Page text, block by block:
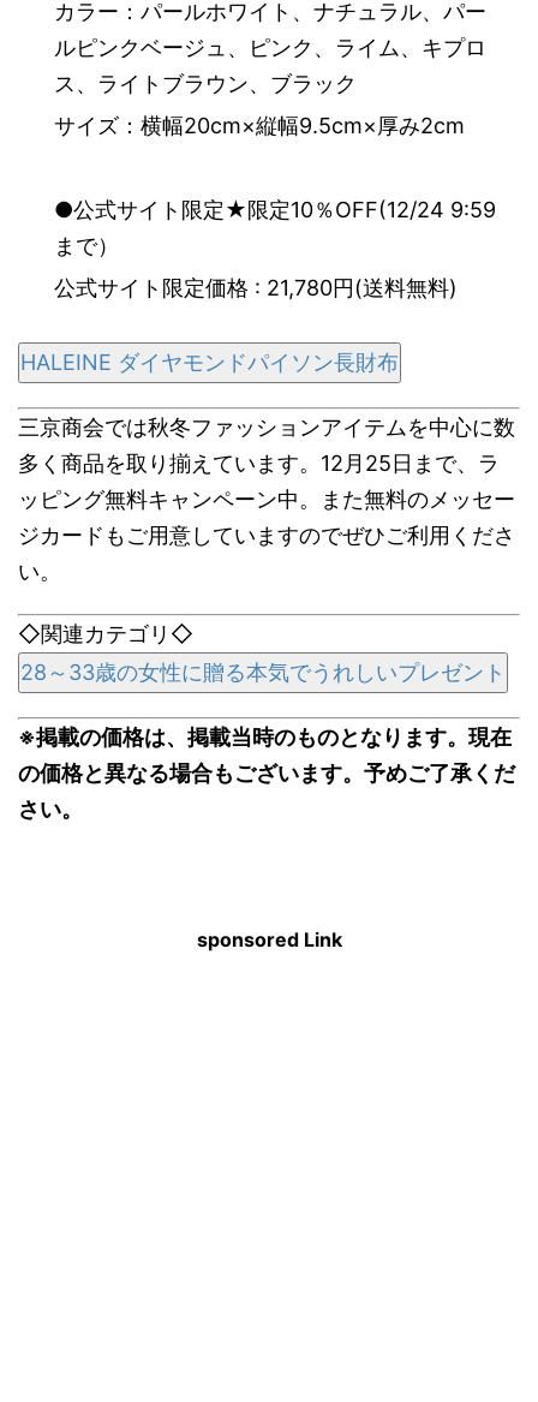
カラー：パールホワイト、ナチュラル、パー
ルピンクベージュ、ピンク、ライム、キプロ
ス、ライトブラウン、ブラック
サイズ：横幅20cm×縦幅9.5cm×厚み2cm
●公式サイト限定★限定10％OFF(12/24 9:59
まで）
公式サイト限定価格 : 21,780円(送料無料)
HALEINE ダイヤモンドパイソン長財布
三京商会では秋冬ファッションアイテムを中心に数
多く商品を取り揃えています。12月25日まで、ラ
ッピング無料キャンペーン中。また無料のメッセー
ジカードもご用意していますのでぜひご利用くださ
い。
◇関連カテゴリ◇
28～33歳の女性に贈る本気でうれしいプレゼント
※掲載の価格は、掲載当時のものとなります。現在
の価格と異なる場合もございます。予めご了承くだ
さい。
sponsored Link